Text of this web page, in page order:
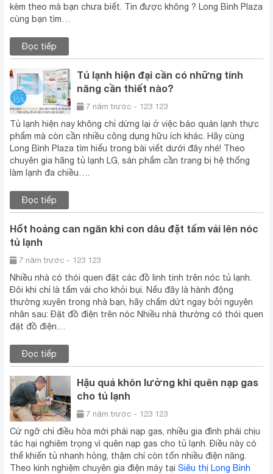
kèm theo mà bạn chưa biết. Tin được không ? Long Bình Plaza
cùng bạn tìm…
Đọc tiếp
Tủ lạnh hiện đại cần có những tính
năng cần thiết nào?
7 năm trước - 123 123
Tủ lạnh hiện nay không chỉ dừng lại ở việc bảo quản lạnh thực
phẩm mà còn cần nhiều công dụng hữu ích khác. Hãy cùng
Long Bình Plaza tìm hiểu trong bài viết dưới đây nhé! Theo
chuyên gia hãng tủ lạnh LG, sản phẩm cần trang bị hệ thống
làm lạnh đa chiều….
Đọc tiếp
Hốt hoảng can ngăn khi con dâu đặt tấm vải lên nóc
tủ lạnh
7 năm trước - 123 123
Nhiều nhà có thói quen đặt các đồ linh tinh trên nóc tủ lạnh.
Đôi khi chỉ là tấm vải cho khỏi bụi. Nếu đây là hành động
thường xuyên trong nhà bạn, hãy chấm dứt ngay bởi nguyên
nhân sau: Đặt đồ điện trên nóc Nhiều nhà thường có thói quen
đặt đồ điện…
Đọc tiếp
Hậu quả khôn lường khi quên nạp gas
cho tủ lạnh
7 năm trước - 123 123
Cứ ngỡ chỉ điều hòa mới phải nạp gas, nhiều gia đình phải chịu
tác hại nghiêm trọng vì quên nạp gas cho tủ lạnh. Điều này có
thể khiến tủ nhanh hỏng, thậm chí còn tốn nhiều điện năng.
Theo kinh nghiệm chuyên gia điện máy tại Siêu thị Long Bình